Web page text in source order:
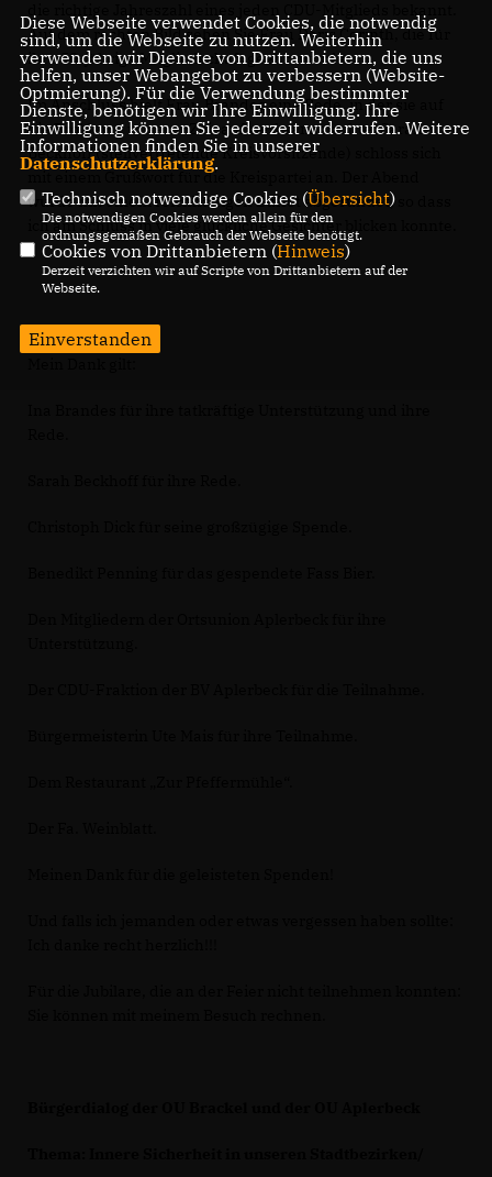
Auf dem rechten Bild sehen Sie Frau Doris Corinth, die für
ihre 50-jährige Mitgliedschaft geehrt wurde.
Im Anschluss hielt Frau Brandes eine Rede, in der sie auf
die Probleme unserer Zeit aufmerksam machte. Sarah
Beckhoff (stellvertretende Kreisvorsitzende) schloss sich
mit einem Grußwort für die Kreispartei an. Der Abend
wurde mit einem reichhaltigen Buffet abgerundet, so dass
ich am Schluss in viele glückliche Gesichter blicken konnte.
Diese Webseite verwendet Cookies, die notwendig
sind, um die Webseite zu nutzen. Weiterhin
verwenden wir Dienste von Drittanbietern, die uns
helfen, unser Webangebot zu verbessern (Website-
Optmierung). Für die Verwendung bestimmter
Dienste, benötigen wir Ihre Einwilligung. Ihre
Einwilligung können Sie jederzeit widerrufen. Weitere
Informationen finden Sie in unserer
Datenschutzerklärung.
Technisch notwendige Cookies (Übersicht)
Die notwendigen Cookies werden allein für den
ordnungsgemäßen Gebrauch der Webseite benötigt.
Cookies von Drittanbietern (Hinweis)
Derzeit verzichten wir auf Scripte von Drittanbietern auf der
Webseite.
Einverstanden